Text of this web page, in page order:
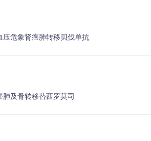
压危象肾癌肺转移 贝伐单抗
肺及骨转移替西罗莫司